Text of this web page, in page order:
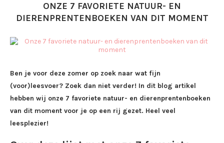
ONZE 7 FAVORIETE NATUUR- EN
DIERENPRENTENBOEKEN VAN DIT MOMENT
Ben je voor deze zomer op zoek naar wat fijn
(voor)leesvoer? Zoek dan niet verder! In dit blog artikel
hebben wij onze 7 favoriete natuur- en dierenprentenboeken
van dit moment voor je op een rij gezet. Heel veel
leesplezier!